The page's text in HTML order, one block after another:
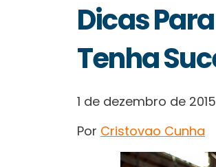
Dicas
Tenha
1 de dezembro de 2015
Por Cristovao Cunha